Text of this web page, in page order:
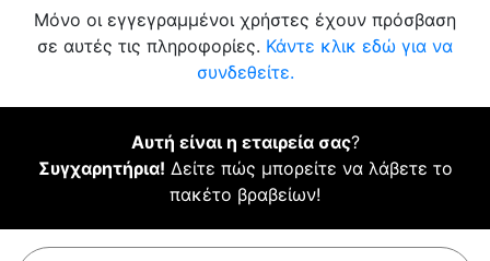
Μόνο οι εγγεγραμμένοι χρήστες έχουν πρόσβαση
σε αυτές τις πληροφορίες. Κάντε κλικ εδώ για να
συνδεθείτε.
Αυτή είναι η εταιρεία σας?
Συγχαρητήρια! Δείτε πώς μπορείτε να λάβετε το
πακέτο βραβείων!